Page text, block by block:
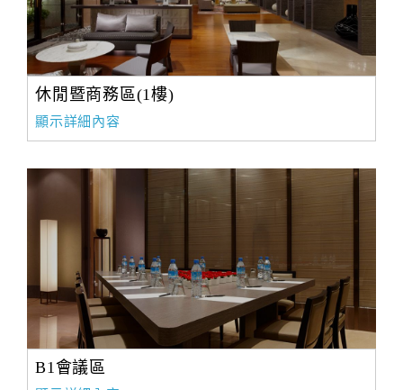
合
作
廠
商
合
劃
商
品
休閒暨商務區(1樓)
顯示詳細內容
B1會議區